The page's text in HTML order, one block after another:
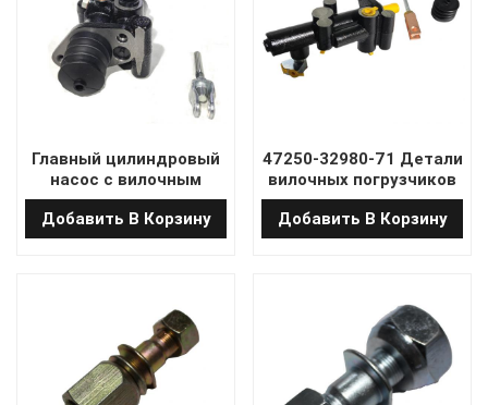
Главный цилиндровый
насос с вилочным
погрузчиком 47250-
U3340-71 для Toyota
7FDU60-15Z/7FGCU60
Добавить В Корзину
47250-32980-71 Детали
вилочных погрузчиков
12268-404 Мастер-
цилиндр тормоза
подходит для Toyota
Добавить В Корзину